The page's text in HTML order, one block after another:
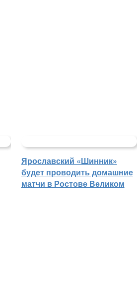
Ярославский «Шинник»
будет проводить домашние
матчи в Ростове Великом